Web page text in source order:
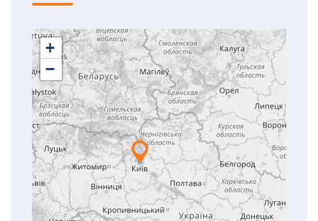
+
−